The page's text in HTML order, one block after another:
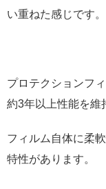
い重ねた感じです。
プロテクションフ
約3年以上性能を維
フィルム自体に柔
特性があります。